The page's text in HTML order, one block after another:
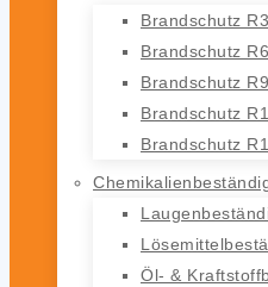
Brandschutz
Brandschutz
Brandschutz
Brandschutz
Brandschutz
Öl- &